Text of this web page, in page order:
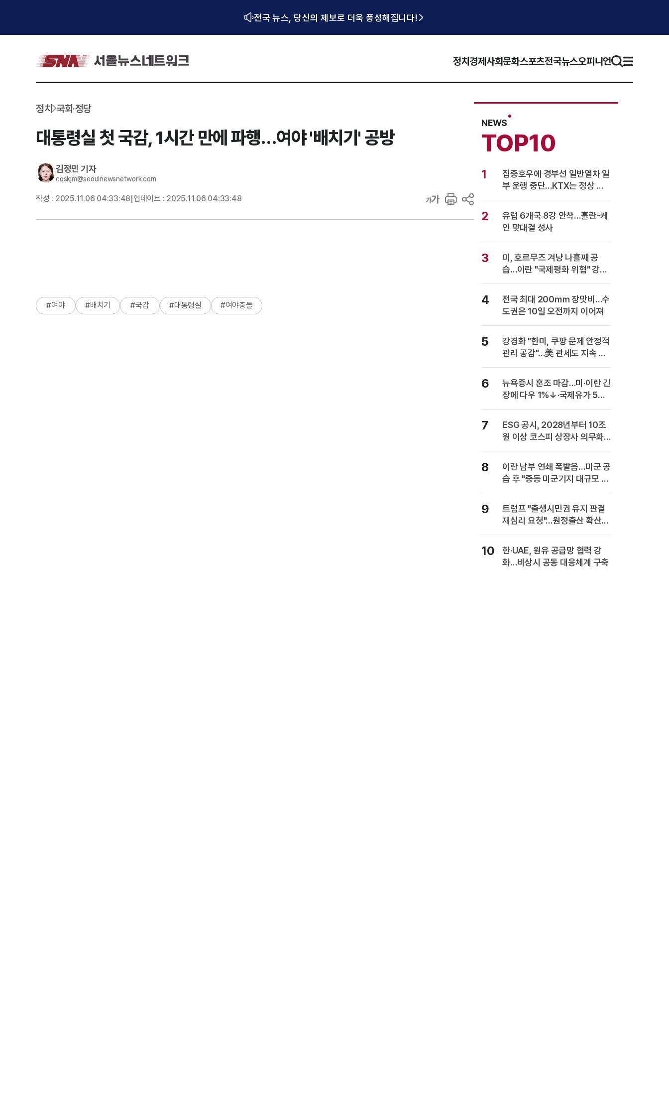
전국 뉴스, 당신의 제보로 더욱 풍성해집니다!
정치 경제사회문화스포츠전국뉴스오피니언
정치 국회·정당
대통령실 첫 국감, 1시간 만에 파행…여야 '배치기' 공방
김정민 기자
cqskjm@seoulnewsnetwork.com
작성 : 2025.11.06 04:33:48 업데이트 : 2025.11.06 04:33:48
#여야 #배치기 #국감 #대통령실 #여야충돌
NEWS
TOP10
1
집중호우에 경부선 일반열차 일
부 운행 중단…KTX는 정상 운
행
2
유럽 6개국 8강 안착…홀란-케
인 맞대결 성사
3
미, 호르무즈 겨냥 나흘째 공
습…이란 "국제평화 위협" 강력
반발
4
전국 최대 200㎜ 장맛비…수
도권은 10일 오전까지 이어져
5
강경화 "한미, 쿠팡 문제 안정적
관리 공감"…美 관세도 지속 협
의
6
뉴욕증시 혼조 마감…미·이란 긴
장에 다우 1%↓·국제유가 5%
급등
7
ESG 공시, 2028년부터 10조
원 이상 코스피 상장사 의무화…
사업보고서에 담는다
8
이란 남부 연쇄 폭발음…미군 공
습 후 "중동 미군기지 대규모 보
복" 경고
9
트럼프 "출생시민권 유지 판결
재심리 요청"…원정출산 확산
주장
10
한·UAE, 원유 공급망 협력 강
화…비상시 공동 대응체계 구축